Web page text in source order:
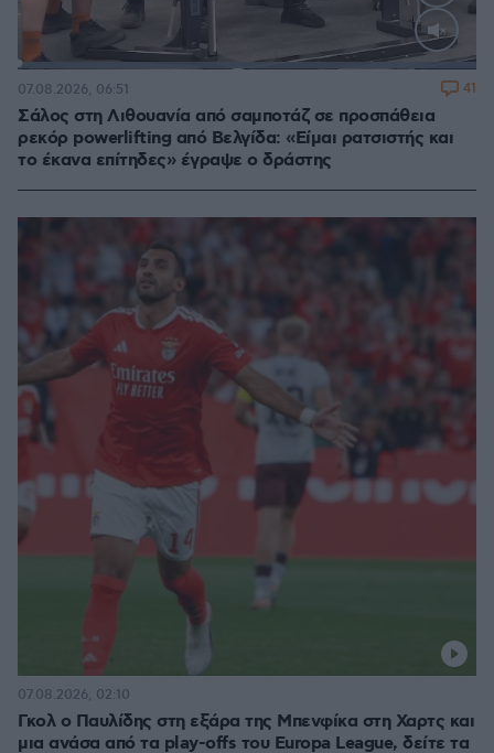
Loaded:
Σάλος στη Λιθουανία από σαμποτάζ σε προσπάθεια
ρεκόρ powerlifting από Βελγίδα: «Είμαι ρατσιστής και
το έκανα επίτηδες» έγραψε ο δράστης
07.08.2026, 06:51 41
Γκολ ο Παυλίδης στη εξάρα της Μπενφίκα στη Χαρτς και
μια ανάσα από τα play-offs του Europa League, δείτε τα
07.08.2026, 02:10